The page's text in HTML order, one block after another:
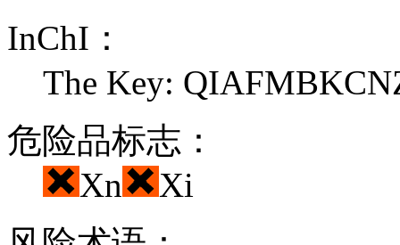
InChI：
The Key:
危险品标志：
Xn
Xi